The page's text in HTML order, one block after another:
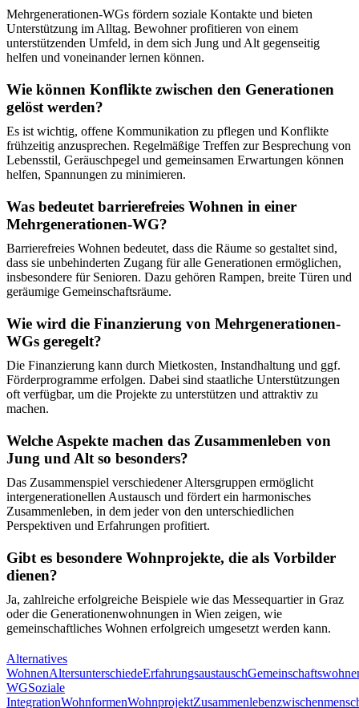
Mehrgenerationen-WGs fördern soziale Kontakte und bieten
Unterstützung im Alltag. Bewohner profitieren von einem
unterstützenden Umfeld, in dem sich Jung und Alt gegenseitig
helfen und voneinander lernen können.
Wie können Konflikte zwischen den Generationen
gelöst werden?
Es ist wichtig, offene Kommunikation zu pflegen und Konflikte
frühzeitig anzusprechen. Regelmäßige Treffen zur Besprechung von
Lebensstil, Geräuschpegel und gemeinsamen Erwartungen können
helfen, Spannungen zu minimieren.
Was bedeutet barrierefreies Wohnen in einer
Mehrgenerationen-WG?
Barrierefreies Wohnen bedeutet, dass die Räume so gestaltet sind,
dass sie unbehinderten Zugang für alle Generationen ermöglichen,
insbesondere für Senioren. Dazu gehören Rampen, breite Türen und
geräumige Gemeinschaftsräume.
Wie wird die Finanzierung von Mehrgenerationen-
WGs geregelt?
Die Finanzierung kann durch Mietkosten, Instandhaltung und ggf.
Förderprogramme erfolgen. Dabei sind staatliche Unterstützungen
oft verfügbar, um die Projekte zu unterstützen und attraktiv zu
machen.
Welche Aspekte machen das Zusammenleben von
Jung und Alt so besonders?
Das Zusammenspiel verschiedener Altersgruppen ermöglicht
intergenerationellen Austausch und fördert ein harmonisches
Zusammenleben, in dem jeder von den unterschiedlichen
Perspektiven und Erfahrungen profitiert.
Gibt es besondere Wohnprojekte, die als Vorbilder
dienen?
Ja, zahlreiche erfolgreiche Beispiele wie das Messequartier in Graz
oder die Generationenwohnungen in Wien zeigen, wie
gemeinschaftliches Wohnen erfolgreich umgesetzt werden kann.
Alternatives
WohnenAltersunterschiedeErfahrungsaustausch
WGSoziale
IntegrationWohnformenWohnprojektZusammenleben